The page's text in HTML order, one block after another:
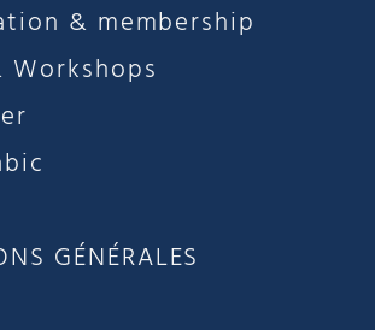
& membership
GÉNÉRALES